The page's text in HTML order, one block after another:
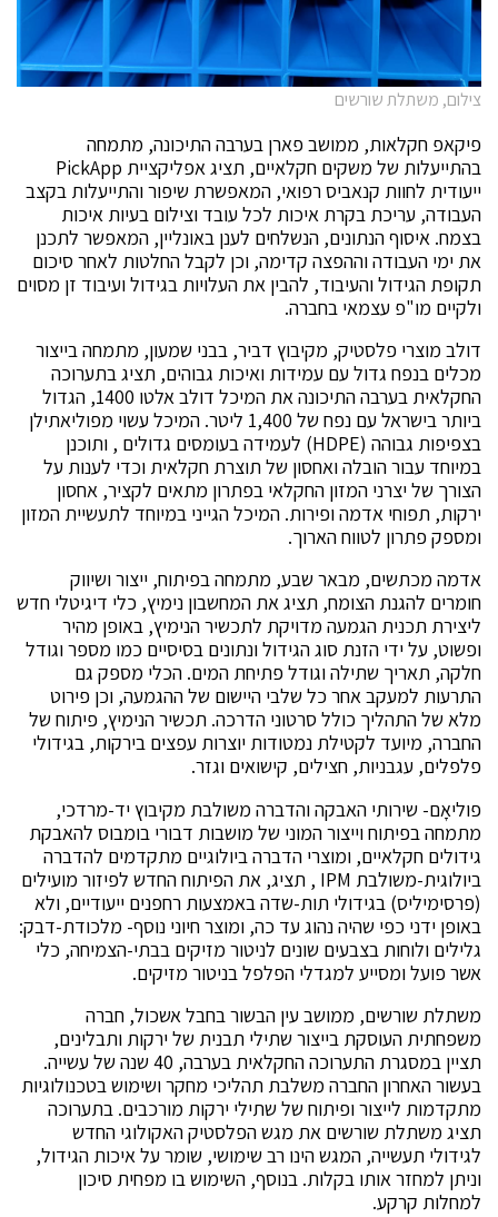
צילום, משתלת שורשים
פיקאפ חקלאות, ממושב פארן בערבה התיכונה, מתמחה
בהתייעלות של משקים חקלאיים, תציג אפליקציית PickApp
ייעודית לחוות קנאביס רפואי, המאפשרת שיפור והתייעלות בקצב
העבודה, עריכת בקרת איכות לכל עובד וצילום בעיות איכות
בצמח. איסוף הנתונים, הנשלחים לענן באונליין, המאפשר לתכנן
את ימי העבודה וההפצה קדימה, וכן לקבל החלטות לאחר סיכום
תקופת הגידול והעיבוד, להבין את העלויות בגידול ועיבוד זן מסוים
ולקיים מו"פ עצמאי בחברה.
דולב מוצרי פלסטיק, מקיבוץ דביר, בבני שמעון, מתמחה בייצור
מכלים בנפח גדול עם עמידות ואיכות גבוהים, תציג בתערוכה
החקלאית בערבה התיכונה את המיכל דולב אלטו 1400, הגדול
ביותר בישראל עם נפח של 1,400 ליטר. המיכל עשוי מפוליאתילן
בצפיפות גבוהה (HDPE) לעמידה בעומסים גדולים , ותוכנן
במיוחד עבור הובלה ואחסון של תוצרת חקלאית וכדי לענות על
הצורך של יצרני המזון החקלאי בפתרון מתאים לקציר, אחסון
ירקות, תפוחי אדמה ופירות. המיכל הגייני במיוחד לתעשיית המזון
ומספק פתרון לטווח הארוך.
אדמה מכתשים, מבאר שבע, מתמחה בפיתוח, ייצור ושיווק
חומרים להגנת הצומח, תציג את המחשבון נימיץ, כלי דיגיטלי חדש
ליצירת תכנית הגמעה מדויקת לתכשיר הנימיץ, באופן מהיר
ופשוט, על ידי הזנת סוג הגידול ונתונים בסיסיים כמו מספר וגודל
חלקה, תאריך שתילה וגודל פתיחת המים. הכלי מספק גם
התרעות למעקב אחר כל שלבי היישום של ההגמעה, וכן פירוט
מלא של התהליך כולל סרטוני הדרכה. תכשיר הנימיץ, פיתוח של
החברה, מיועד לקטילת נמטודות יוצרות עפצים בירקות, בגידולי
פלפלים, עגבניות, חצילים, קישואים וגזר.
פוליאָם- שירותי האבקה והדברה משולבת מקיבוץ יד-מרדכי,
מתמחה בפיתוח וייצור המוני של מושבות דבורי בומבוס להאבקת
גידולים חקלאיים, ומוצרי הדברה ביולוגיים מתקדמים להדברה
ביולוגית-משולבת IPM , תציג, את הפיתוח החדש לפיזור מועילים
(פרסימיליס) בגידולי תות-שדה באמצעות רחפנים ייעודיים, ולא
באופן ידני כפי שהיה נהוג עד כה, ומוצר חיוני נוסף- מלכודת-דבק:
גלילים ולוחות בצבעים שונים לניטור מזיקים בבתי-הצמיחה, כלי
אשר פועל ומסייע למגדלי הפלפל בניטור מזיקים.
משתלת שורשים, ממושב עין הבשור בחבל אשכול, חברה
משפחתית העוסקת בייצור שתילי תבנית של ירקות ותבלינים,
תציין במסגרת התערוכה החקלאית בערבה, 40 שנה של עשייה.
בעשור האחרון החברה משלבת תהליכי מחקר ושימוש בטכנולוגיות
מתקדמות לייצור ופיתוח של שתילי ירקות מורכבים. בתערוכה
תציג משתלת שורשים את מגש הפלסטיק האקולוגי החדש
לגידולי תעשייה, המגש הינו רב שימושי, שומר על איכות הגידול,
וניתן למחזר אותו בקלות. בנוסף, השימוש בו מפחית סיכון
למחלות קרקע.